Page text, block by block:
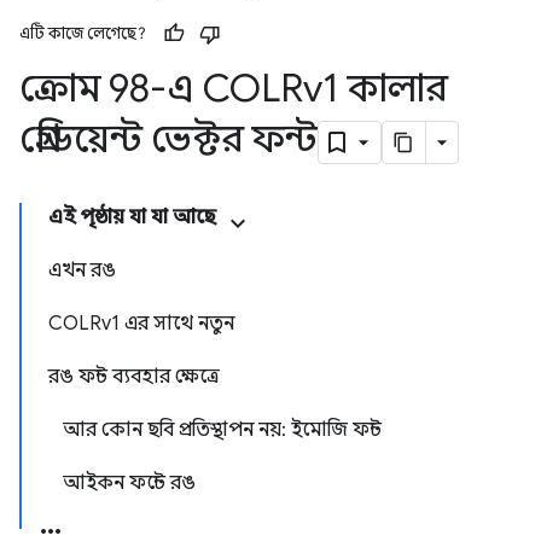
এটি কাজে লেগেছে?
ক্রোম 98-এ COLRv1 কালার
গ্রেডিয়েন্ট ভেক্টর ফন্ট
এই পৃষ্ঠায় যা যা আছে
এখন রঙ
COLRv1 এর সাথে নতুন
রঙ ফন্ট ব্যবহার ক্ষেত্রে
আর কোন ছবি প্রতিস্থাপন নয়: ইমোজি ফন্ট
আইকন ফন্টে রঙ